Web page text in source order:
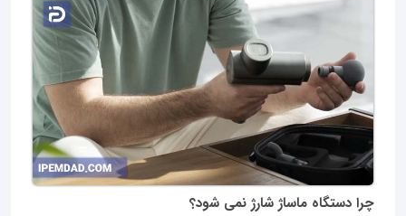
چرا دستگاه ماساژ شارژ نمی شود؟